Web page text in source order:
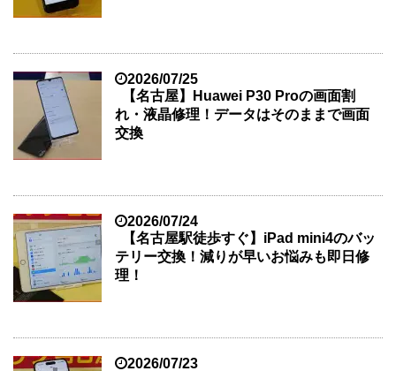
2026/07/25
【名古屋】Huawei P30 Proの画面割
れ・液晶修理！データはそのままで画面
交換
2026/07/24
【名古屋駅徒歩すぐ】iPad mini4のバッ
テリー交換！減りが早いお悩みも即日修
理！
2026/07/23